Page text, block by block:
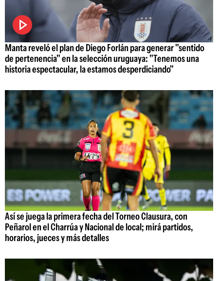
Manta reveló el plan de Diego Forlán para generar "sentido
de pertenencia" en la selección uruguaya: "Tenemos una
historia espectacular, la estamos desperdiciando"
Así se juega la primera fecha del Torneo Clausura, con
Peñarol en el Charrúa y Nacional de local; mirá partidos,
horarios, jueces y más detalles